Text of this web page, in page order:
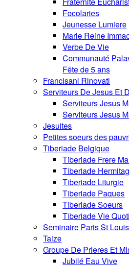
Focolaries
Jeunesse Lumiere
Marie Reine
Verbe De Vie
Communauté
Fête de 5 ans
Francisani Rinovati
Serviteurs De Jesus Et
Serviteurs Jesus
Serviteurs Jesus
Jesuites
Petites soeurs des
Tiberiade Belgique
Tiberiade Frere
Tiberiade
Tiberiade Liturgie
Tiberiade Paques
Tiberiade Soeurs
Tiberiade Vie
Seminaire Paris St Louis
Taize
Groupe De Prieres Et
Jubilé Eau Vive